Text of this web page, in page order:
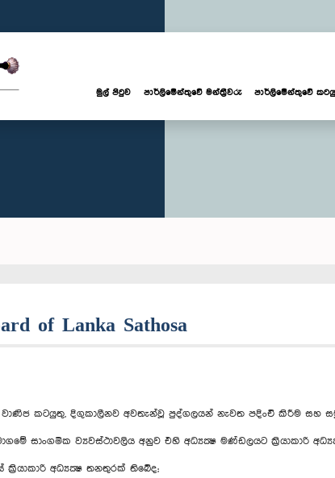
මුල් පිටුව පාර්ලි‌මේන්තුවේ මන්ත්‍රීවරු පාර්ලිමේන්තුවේ
of Lanka Sathosa
කටයුතු, දිගුකාලීනව අවතැන්වූ පුද්ගලයන් නැවත පදිංචි කිරීම සහ
සාංගමික ව්‍යවස්ථාවලිය අනුව එහි අධ්‍යක්‍ෂ මණ්ඩලයට ක්‍රියාකාරි
අධ්‍යක්‍ෂ තනතුරක් තිබේද;